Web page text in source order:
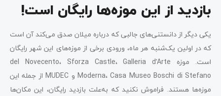
بازدید از این موزه‌ها رایگان است!
یکی دیگر از دانستنی‌های جالبی که درباره میلان صدق می‌کند آن است
که در اولین یک‌شنبه هر ماه، ورودی برخی از موزه‌های این شهر رایگان
است. موزه del Novecento، Sforza Castle، Galleria d’Arte
Moderna، Casa Museo Boschi di Stefano و MUDEC از جمله این
موزه‌ها هستند. فراموش نکنید که به‌علت بازدید رایگان، این مکان‌ها